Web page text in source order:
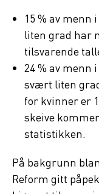
15 % av
liten grad har
tilsvarende
24 % av menn
svært liten
for kvinner er
skeive
statistikken.
På bakgrunn
Reform gitt